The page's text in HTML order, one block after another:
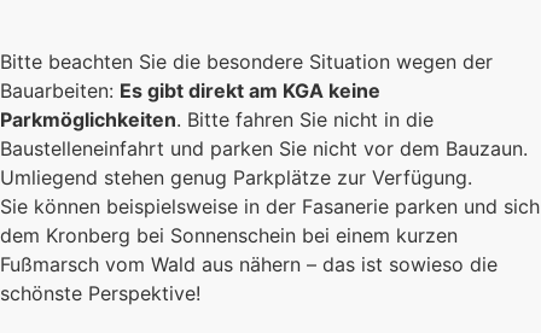
Bitte beachten Sie die besondere Situation wegen der
Bauarbeiten: Es gibt direkt am KGA keine
Parkmöglichkeiten. Bitte fahren Sie nicht in die
Baustelleneinfahrt und parken Sie nicht vor dem Bauzaun.
Umliegend stehen genug Parkplätze zur Verfügung.
Sie können beispielsweise in der Fasanerie parken und sich
dem Kronberg bei Sonnenschein bei einem kurzen
Fußmarsch vom Wald aus nähern – das ist sowieso die
schönste Perspektive!